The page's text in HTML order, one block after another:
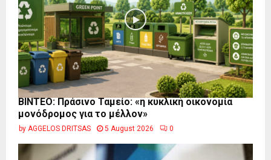
BINTEO: Πράσινο Ταμείο: «η κυκλική οικονομία
μονόδρομος για το μέλλον»
by AGGELOS DRITSAS 5 August 2026 0